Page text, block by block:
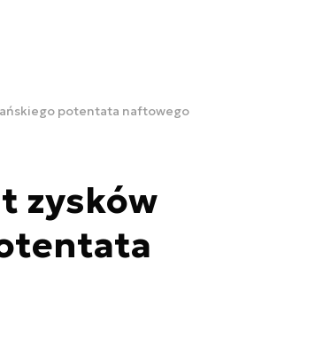
potentata naftowego
zysków